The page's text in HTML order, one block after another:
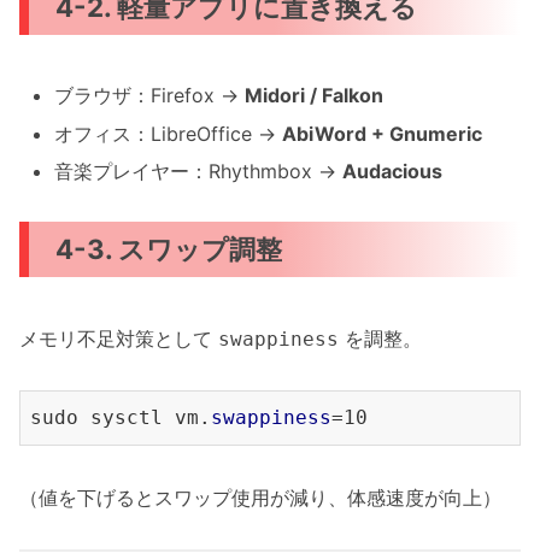
4-2. 軽量アプリに置き換える
ブラウザ：Firefox → Midori / Falkon
オフィス：LibreOffice → AbiWord + Gnumeric
音楽プレイヤー：Rhythmbox → Audacious
4-3. スワップ調整
メモリ不足対策として swappiness を調整。
sudo sysctl vm. swappiness
（値を下げるとスワップ使用が減り、体感速度が向上）